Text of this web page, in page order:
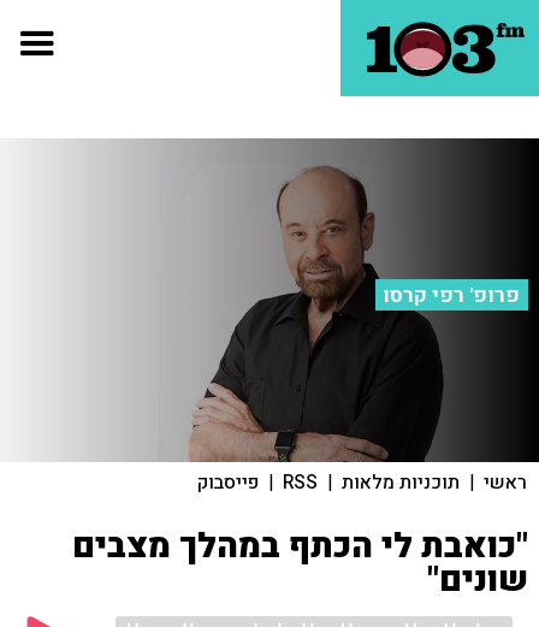
פרופ' רפי קרסו
ראשי | תוכניות מלאות |
RSS
| פייסבוק
"כואבת לי הכתף במהלך מצבים
שונים"